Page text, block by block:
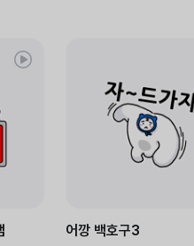
어깡 백호구3